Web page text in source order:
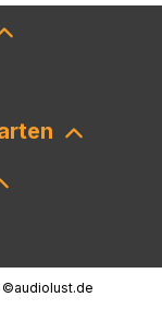
©audiolust.de